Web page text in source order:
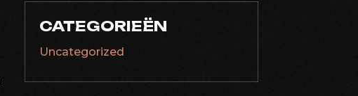
CATEGORIEËN
Uncategorized